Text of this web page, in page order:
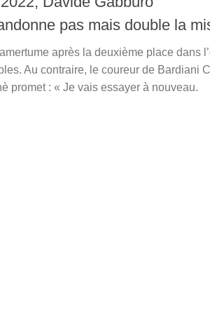
pas mais double la
après la deuxième place dans
Au contraire, le coureur de Bardiani
promet : « Je vais essayer à nouveau.